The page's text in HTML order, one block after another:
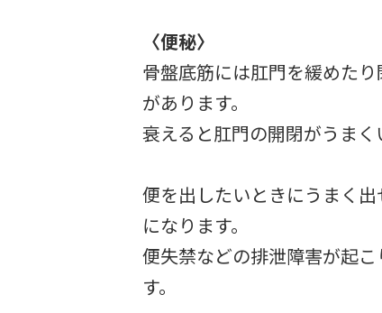
〈便秘〉
骨盤底筋には肛門を緩めた
があります。
衰えると肛門の開閉がうまく
便を出したいときにうまく
になります。
便失禁などの排泄障害が起
す。